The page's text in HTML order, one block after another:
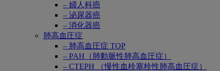
– 婦人科癌
– 泌尿器癌
– 消化器癌
肺高血圧症
– 肺高血圧症 TOP
– PAH（肺動脈性肺高血圧症）
– CTEPH （慢性血栓塞栓性肺高血圧症）